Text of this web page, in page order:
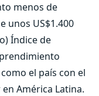
menos de
unos US$1.400
Índice de
el país con el
América Latina.